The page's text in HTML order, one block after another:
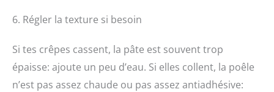
6. Régler la texture si besoin
Si tes crêpes cassent, la pâte est souvent trop
épaisse: ajoute un peu d’eau. Si elles collent, la poêle
n’est pas assez chaude ou pas assez antiadhésive: